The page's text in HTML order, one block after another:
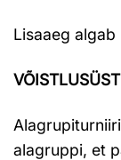
Lisaaeg
alagruppi, et